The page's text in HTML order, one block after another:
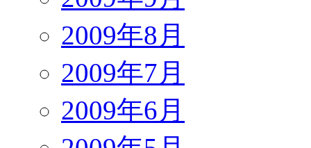
2009年8月
2009年7月
2009年6月